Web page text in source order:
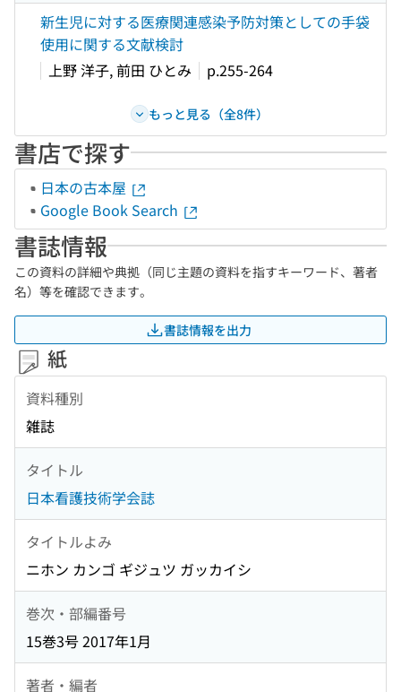
新生児に対する医療関連感染予防対策としての手袋
使用に関する文献検討
上野 洋子, 前田 ひとみ
p.255-264
もっと見る（全8件）
書店で探す
日本の古本屋
Google Book Search
書誌情報
この資料の詳細や典拠（同じ主題の資料を指すキーワード、著者
名）等を確認できます。
書誌情報を出力
紙
資料種別
雑誌
タイトル
日本看護技術学会誌
タイトルよみ
ニホン カンゴ ギジュツ ガッカイシ
巻次・部編番号
15巻3号 2017年1月
著者・編者